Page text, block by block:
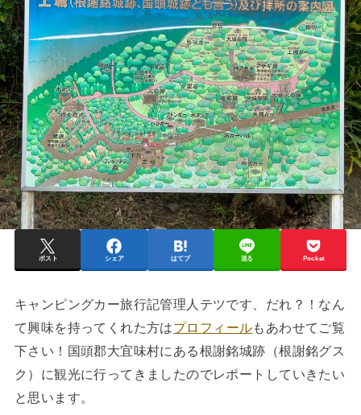
ポスト シェア はてブ 送る Pocket
キャンピングカー旅行記管理人テツです、だれ？！なん
て興味を持ってくれた方はプロフィールもあわせてご覧
下さい！国頭郡大宜味村にある根謝銘城跡（根謝銘グス
ク）に観光に行ってきましたのでレポートしていきたい
と思います。